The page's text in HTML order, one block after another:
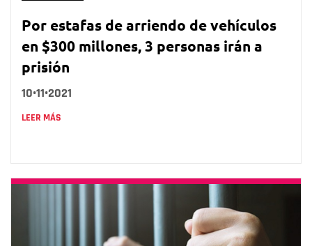
Por estafas de arriendo de vehículos
en $300 millones, 3 personas irán a
prisión
10•11•2021
LEER MÁS